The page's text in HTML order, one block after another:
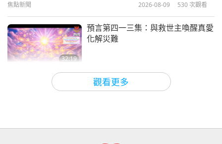
觀看更多
焦點新聞 2026-08-09 530次觀看
32:19
預言第四一三集：與救世主喚醒真愛
化解災難
關於地球的古預言 2026-08-09
32:43